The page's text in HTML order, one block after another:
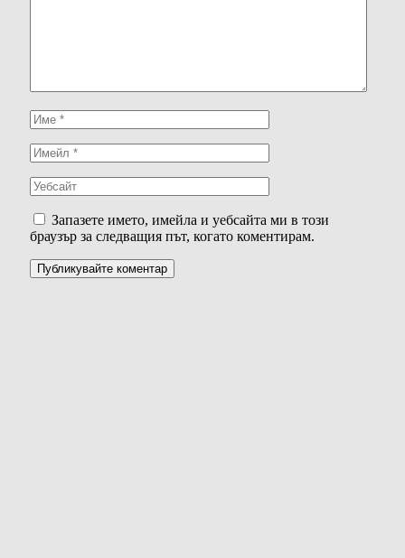
Запазете името, имейла и уебсайта ми в този
браузър за следващия път, когато коментирам.